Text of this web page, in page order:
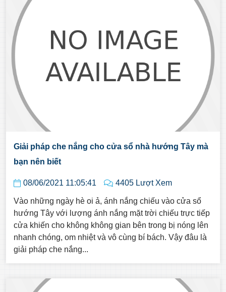
Giải pháp che nắng cho cửa sổ nhà hướng Tây mà
bạn nên biết
08/06/2021 11:05:41 4405 Lượt Xem
Vào những ngày hè oi ả, ánh nắng chiếu vào cửa sổ
hướng Tây với lượng ánh nắng mặt trời chiếu trực tiếp
cửa khiến cho không không gian bên trong bị nóng lên
nhanh chóng, om nhiệt và vô cùng bí bách. Vậy đâu là
giải pháp che nắng...